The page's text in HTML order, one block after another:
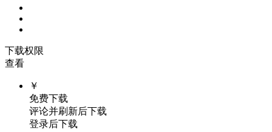
下载权限
查看
￥
免费下载
评论并刷新后下载
登录后下载